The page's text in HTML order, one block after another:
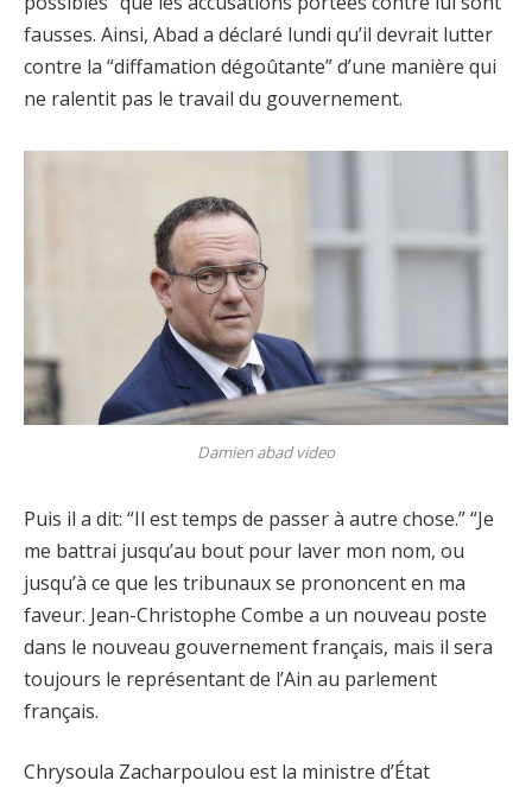
fausses. Ainsi, Abad a déclaré lundi qu’il devrait lutter
contre la “diffamation dégoûtante” d’une manière qui
ne ralentit pas le travail du gouvernement.
Damien abad video
Puis il a dit: “Il est temps de passer à autre chose.” “Je
me battrai jusqu’au bout pour laver mon nom, ou
jusqu’à ce que les tribunaux se prononcent en ma
faveur. Jean-Christophe Combe a un nouveau poste
dans le nouveau gouvernement français, mais il sera
toujours le représentant de l’Ain au parlement
français.
Chrysoula Zacharpoulou est la ministre d’État